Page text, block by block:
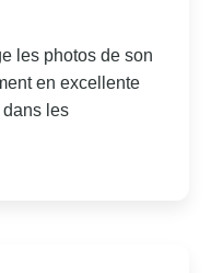
les photos de son
en excellente
les